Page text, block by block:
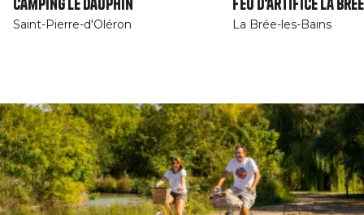
Saint-Pierre-d'Oléron La Brée-les-Bains
Afbeelding